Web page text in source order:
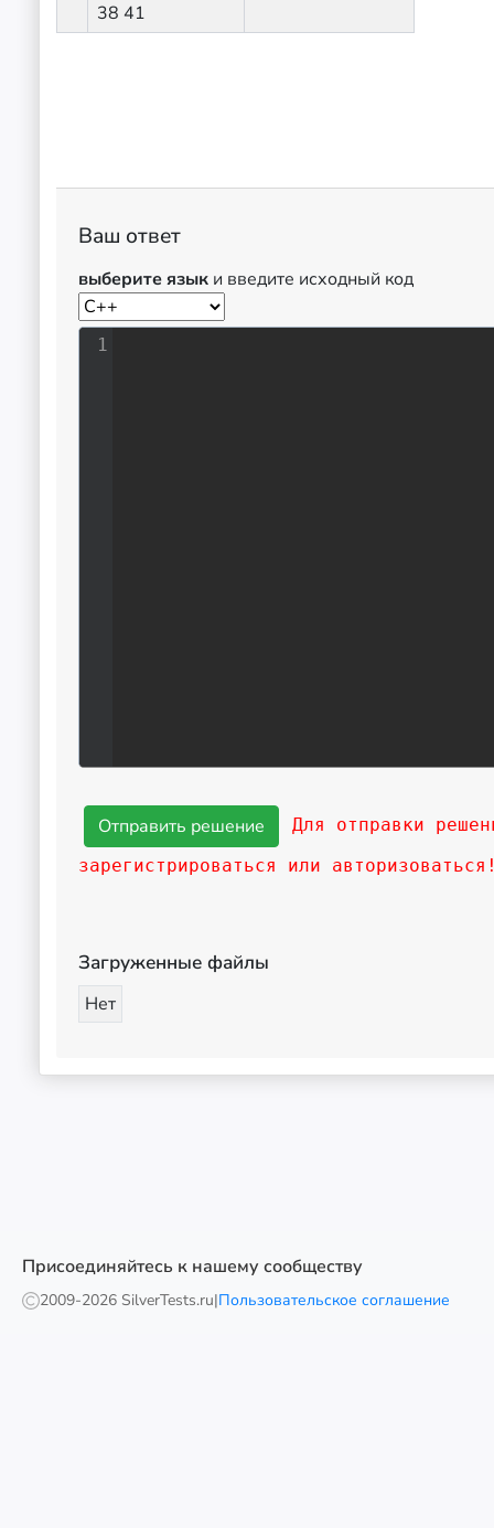
38 41
Ваш ответ
выберите язык и введите исходный код
1
Для отправки
зарегистрироваться или
Загруженные файлы
Нет
Присоединяйтесь к нашему сообществу
2009-2026 SilverTests.ru|Пользовательское соглашение